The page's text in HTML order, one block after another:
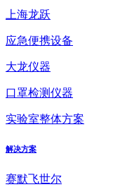
上海龙跃
应急便携设备
大龙仪器
口罩检测仪器
实验室整体方案
解决方案
赛默飞世尔